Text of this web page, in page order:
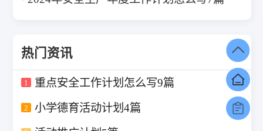
热门资讯
1 重点安全工作计划怎么写9篇
2 小学德育活动计划4篇